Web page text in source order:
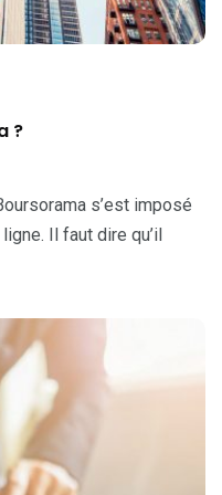
?
s’est imposé
Il faut dire qu’il